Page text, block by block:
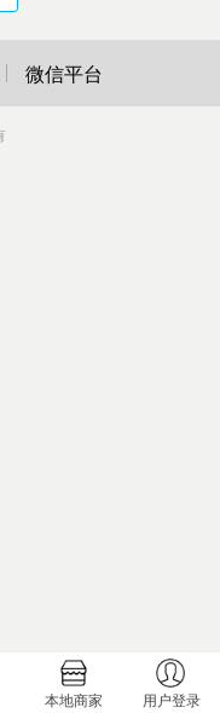
本地商家 用户登录
微信平台